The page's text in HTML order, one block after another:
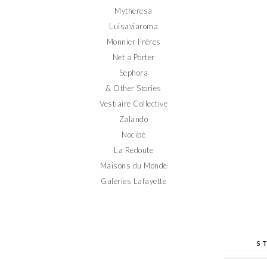
Mytheresa
Luisaviaroma
Monnier Frères
Net a Porter
Sephora
& Other Stories
Vestiaire Collective
Zalando
Nocibé
La Redoute
Maisons du Monde
Galeries Lafayette